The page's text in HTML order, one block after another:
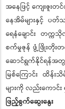
အနေဖြင့် ကျေးဇူး
နေအိမ်များနှင့် ပတ်
ရေနံချောင်း တက္က
စက်မှုဇုန် ဖွံ့ဖြိုးတိုးတ
ဆောင်ရွက်နိုင်ရ
မြစ်ကြောင်း ထိန်း
များကို လည်းကောင်
ဖြည့်စွက်ဆွေးနွေး